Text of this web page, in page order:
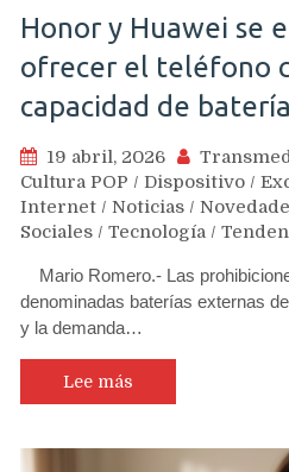
Honor y Huawei se
ofrecer el teléfono
capacidad de
19 abril, 2026
Cultura POP / Dispositivo /
Internet / Noticias /
Sociales / Tecnología /
Mario Romero.- Las
denominadas baterías externas
y la demanda…
Lee más